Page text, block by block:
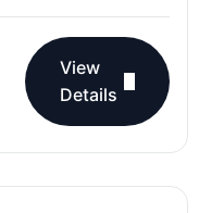
View
Details